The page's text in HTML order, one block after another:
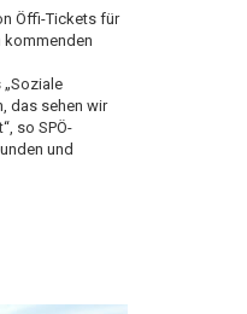
Öffi-Tickets für
kommenden
das sehen wir
so SPÖ-
und